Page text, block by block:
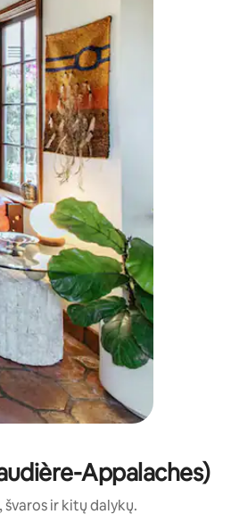
braukdami per ekraną.
Appalaches)
ir kitų dalykų.